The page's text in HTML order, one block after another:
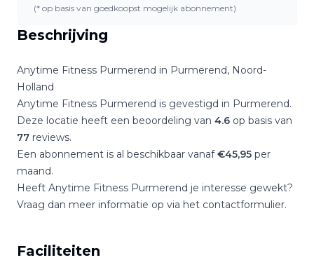
Beschrijving
Anytime Fitness Purmerend in Purmerend, Noord-
Holland
Anytime Fitness Purmerend is gevestigd in Purmerend.
Deze locatie heeft een beoordeling van 4.6 op basis van
77 reviews.
Een abonnement is al beschikbaar vanaf€45,95 per
maand.
Heeft Anytime Fitness Purmerend je interesse gewekt?
Vraag dan meer informatie op via het contactformulier.
Faciliteiten
(* op basis van goedkoopst mogelijk abonnement)